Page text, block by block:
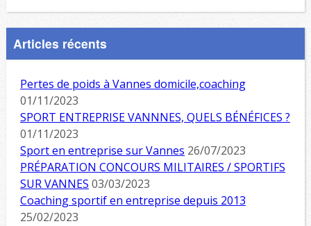
Articles récents
Pertes de poids à Vannes domicile,coaching
01/11/2023
SPORT ENTREPRISE VANNNES, QUELS BÉNÉFICES ?
01/11/2023
Sport en entreprise sur Vannes 26/07/2023
PRÉPARATION CONCOURS MILITAIRES / SPORTIFS
SUR VANNES 03/03/2023
Coaching sportif en entreprise depuis 2013
25/02/2023